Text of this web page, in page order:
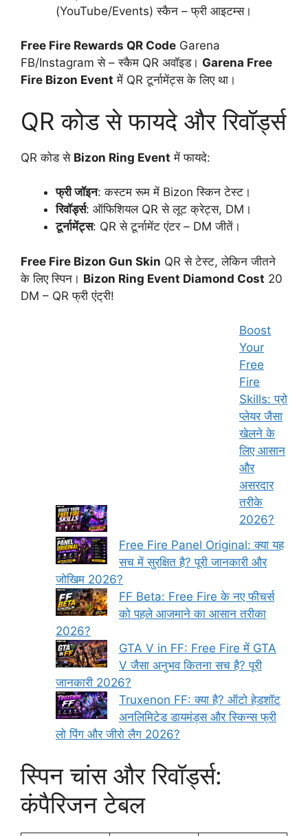
(YouTube/Events) स्कैन – फ्री आइटम्स।
Free Fire Rewards QR Code Garena
FB/Instagram से – स्कैम QR अवॉइड। Garena Free
Fire Bizon Event में QR टूर्नामेंट्स के लिए था।
QR कोड से फायदे और रिवॉर्ड्स
QR कोड से Bizon Ring Event में फायदे:
फ्री जॉइन: कस्टम रूम में Bizon स्किन टेस्ट।
रिवॉर्ड्स: ऑफिशियल QR से लूट क्रेट्स, DM।
टूर्नामेंट्स: QR से टूर्नामेंट एंटर – DM जीतें।
Free Fire Bizon Gun Skin QR से टेस्ट, लेकिन जीतने
के लिए स्पिन। Bizon Ring Event Diamond Cost 20
DM – QR फ्री एंट्री!
Boost
Your
Free
Fire
Skills: प्रो
प्लेयर जैसा
खेलने के
लिए आसान
और
असरदार
तरीके
2026?
Free Fire Panel Original: क्या यह
सच में सुरक्षित है? पूरी जानकारी और
जोखिम 2026?
FF Beta: Free Fire के नए फीचर्स
को पहले आजमाने का आसान तरीका
2026?
GTA V in FF: Free Fire में GTA
V जैसा अनुभव कितना सच है? पूरी
जानकारी 2026?
Truxenon FF: क्या है? ऑटो हेडशॉट
अनलिमिटेड डायमंड्स और स्किन्स फ्री
लो पिंग और जीरो लैग 2026?
स्पिन चांस और रिवॉर्ड्स:
कंपैरिजन टेबल